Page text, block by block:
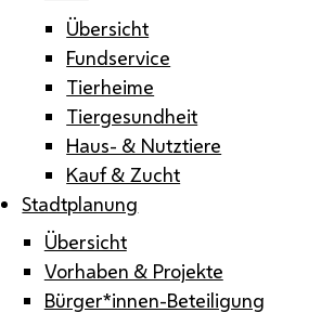
Übersicht
Fundservice
Tierheime
Tiergesundheit
Haus- & Nutztiere
Kauf & Zucht
Stadtplanung
Übersicht
Vorhaben & Projekte
Bürger*innen-Beteiligung